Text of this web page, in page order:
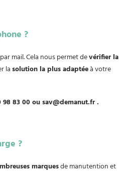
?
mail. Cela nous permet devérifier la
lasolution la plus adaptéeà votre
83 00 ou sav@demanut.fr .
?
marquesde manutention et